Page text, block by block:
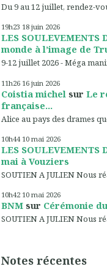
Du 9 au 12 juillet, rendez-
19h23 18 juin 2026
LES SOULEVEMENTS
monde à l’image de
9-12 juillet 2026 - Méga
11h26 16 juin 2026
Coistia michel sur Le
française...
Alice au pays des drames
10h44 10 mai 2026
LES SOULEVEMENTS
mai à Vouziers
SOUTIEN A JULIEN Nous
10h42 10 mai 2026
BNM sur Cérémonie
SOUTIEN A JULIEN Nous
Notes récentes